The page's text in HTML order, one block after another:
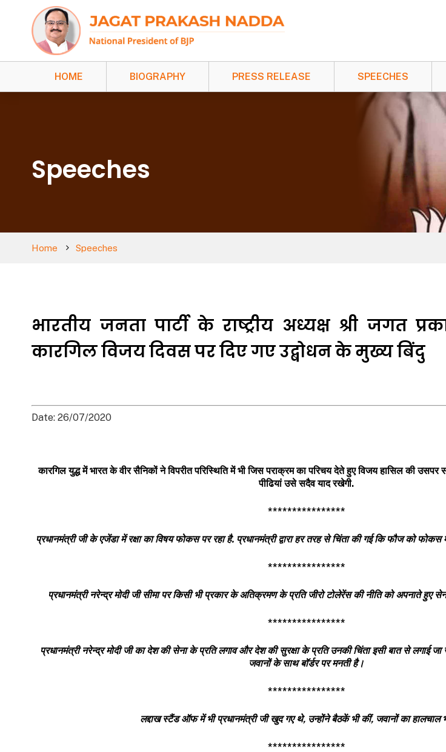
HOME BIOGRAPHY PRESS RELEASE SPEECHES
Speeches
Home Speeches
भारतीय जनता पार्टी के राष्ट्रीय अध्यक्ष श्री जगत
कारगिल विजय दिवस पर दिए गए उद्बोधन के मुख्य बिंदु
Date: 26/07/2020
कारगिल युद्ध में भारत के वीर सैनिकों ने विपरीत परिस्थिति में भी जिस पराक्रम का परिचय देते हुए विजय हासिल की उसपर
पीढियां उसे सदैव याद रखेगी.
****************
प्रधानमंत्री जी के एजेंडा में रक्षा का विषय फोकस पर रहा है. प्रधानमंत्री द्वाराहर तरह से चिंता की गई कि फौज को फोकस
****************
प्रधानमंत्री नरेन्द्र मोदी जी सीमा पर किसी भी प्रकार के अतिक्रमण के प्रति जीरो टोलेरेंस की नीति को अपनाते हुए
****************
प्रधानमंत्री नरेन्द्र मोदी जी का देश की सेना के प्रति लगाव और देश की सुरक्षा के प्रति उनकी चिंता इसी बात से लगाई
जवानों के साथ बॉर्डर पर मनती है।
****************
लद्दाख स्टैंड ऑफ में भी प्रधानमंत्री जी खुद गए थे, उन्होंने बैठकें भी कीं, जवानों का हालचाल
****************